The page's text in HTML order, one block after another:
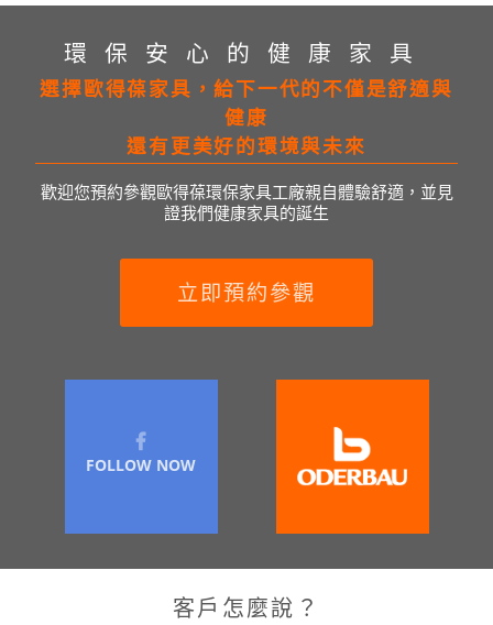
環保安心的健康家具
選擇歐得葆家具，給下一代的不僅是舒適與
健康
還有更美好的環境與未來
歡迎您預約參觀歐得葆環保家具工廠親自體驗舒適，並見
證我們健康家具的誕生
立即預約參觀
FOLLOW NOW
客戶怎麼說？